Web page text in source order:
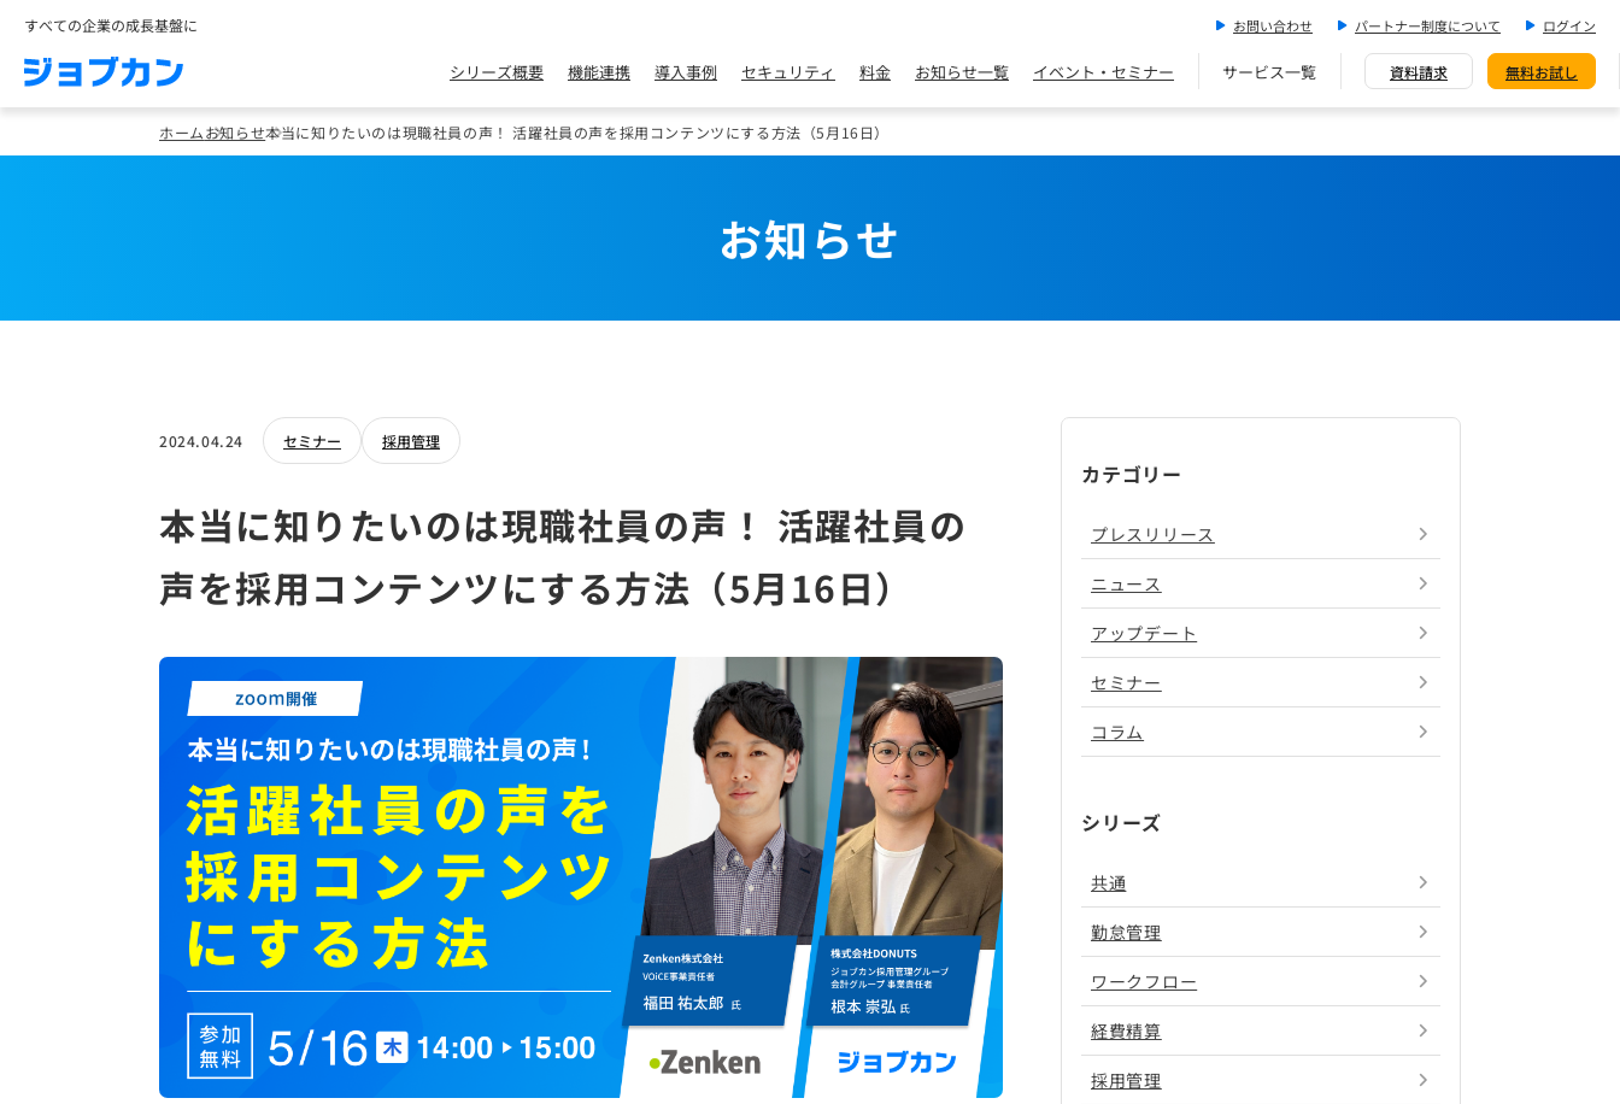
すべての企業の成長基盤に お問い合わせ パートナー制度について ログイン
シリーズ概要 機能連携 導入事例 セキュリティ 料金 お知らせ一覧 イベント・セミナー サービス一覧 資料請求 無料お試し
ホームお知らせ本当に知りたいのは現職社員の声！ 活躍社員の声を採用コンテンツにする方法（5月16日）
お知らせ
2024.04.24 セミナー 採用管理
本当に知りたいのは現職社員の声！ 活躍社員の
声を採用コンテンツにする方法（5月16日）
カテゴリー
プレスリリース
ニュース
アップデート
セミナー
コラム
シリーズ
共通
勤怠管理
ワークフロー
経費精算
採用管理